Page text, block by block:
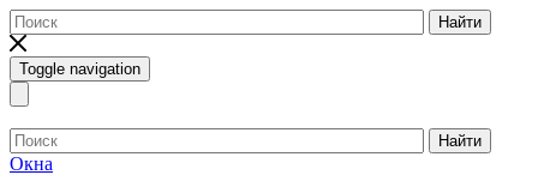
Найти
Toggle navigation
Найти
Окна